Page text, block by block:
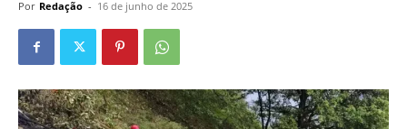
Por Redação - 16 de junho de 2025